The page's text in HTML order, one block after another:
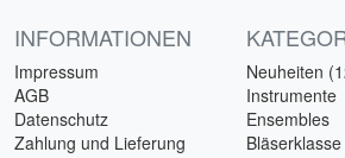
INFORMATIONEN
Impressum
AGB
Datenschutz
Zahlung und Lieferung
Neuheiten
Instrumente
Ensembles
Bläserklasse